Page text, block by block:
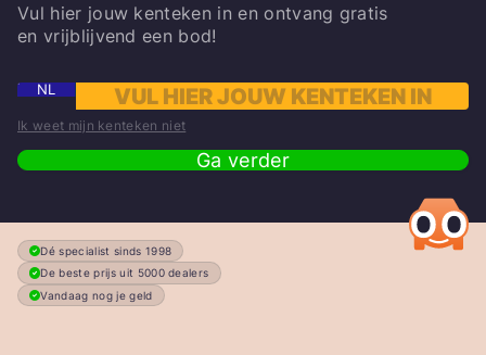
Vul hier jouw kenteken in en ontvang gratis
en vrijblijvend een bod!
NL
Ik weet mijn kenteken niet
Ga verder
Dé specialist sinds 1998
De beste prijs uit 5000 dealers
Vandaag nog je geld